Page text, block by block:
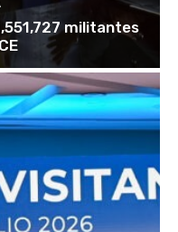
militantes